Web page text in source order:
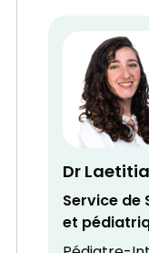
Dr
Service de
et